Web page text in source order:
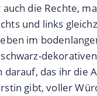
die Rechte,
und links
im
darauf, das ihr die
gibt, voller